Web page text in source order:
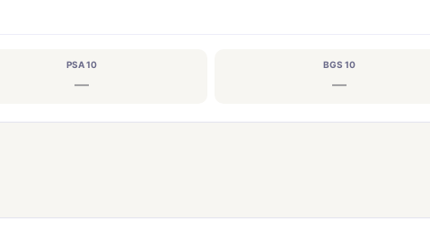
PSA 10
—
BGS 10
—